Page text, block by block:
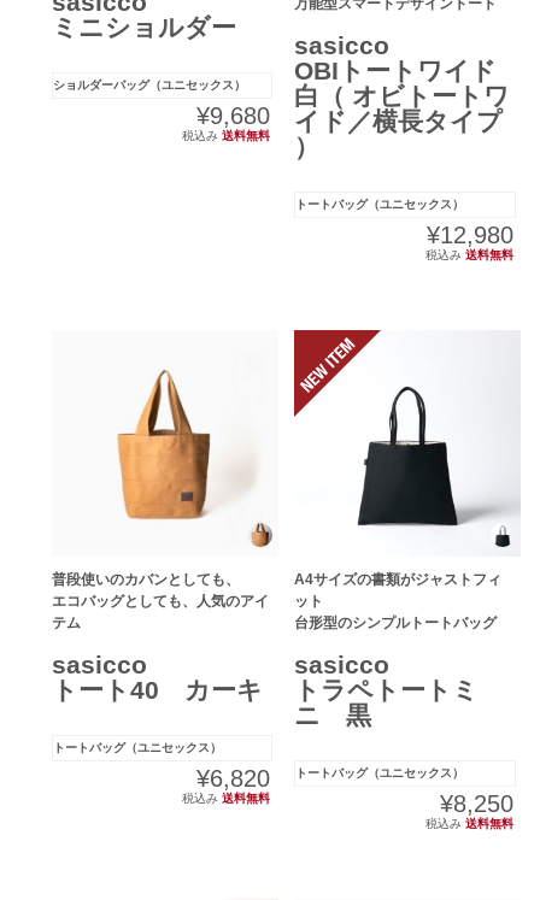
ミニショルダー
ショルダーバッグ（ユニセックス）
¥9,680
税込み 送料無料
sasicco
OBIトートワイド
白（ オビトートワ
イド／横長タイプ
）
トートバッグ（ユニセックス）
¥12,980
税込み 送料無料
普段使いのカバンとしても、
エコバッグとしても、人気のアイ
テム
sasicco
トート40 カーキ
トートバッグ（ユニセックス）
¥6,820
税込み 送料無料
A4サイズの書類がジャストフィ
ット
台形型のシンプルトートバッグ
sasicco
トラペトートミ
ニ 黒
トートバッグ（ユニセックス）
¥8,250
税込み 送料無料